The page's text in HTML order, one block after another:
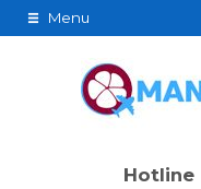
Menu
Hotline